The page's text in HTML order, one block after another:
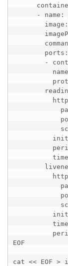
- name:
image:
ports:
-
name:
port:
port:
EOF
cat << EOF >